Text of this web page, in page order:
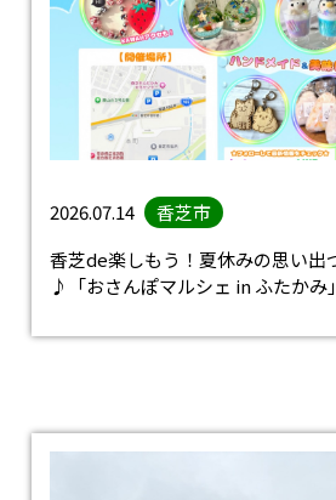
2026.07.14
香芝市
香芝de楽しもう！夏休みの思い出
♪「おさんぽマルシェ in ふたかみ